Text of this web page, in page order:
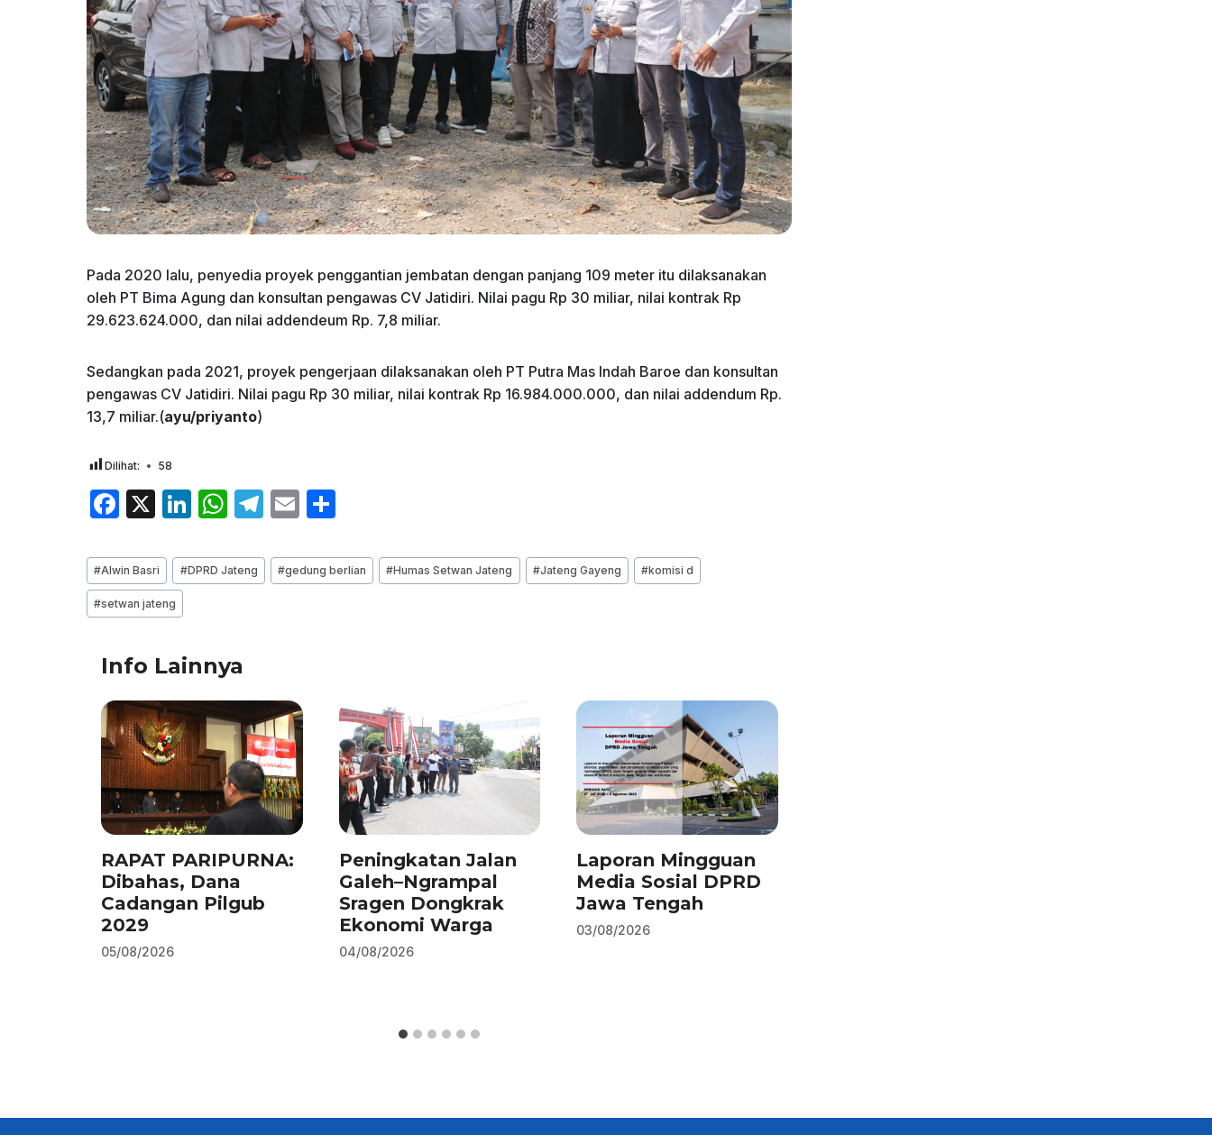
Pada 2020 lalu, penyedia proyek penggantian jembatan dengan panjang 109 meter itu dilaksanakan
oleh PT Bima Agung dan konsultan pengawas CV Jatidiri. Nilai pagu Rp 30 miliar, nilai kontrak Rp
29.623.624.000, dan nilai addendeum Rp. 7,8 miliar.
Sedangkan pada 2021, proyek pengerjaan dilaksanakan oleh PT Putra Mas Indah Baroe dan konsultan
pengawas CV Jatidiri. Nilai pagu Rp 30 miliar, nilai kontrak Rp 16.984.000.000, dan nilai addendum Rp.
13,7 miliar.(ayu/priyanto)
Dilihat: 58
F
c
e
b
o
k
X
Li
k
e
W
at
s
p
T
e
gr
E
ai
l
ar
e
Post
Tags:
#Alwin Basri #DPRD Jateng #gedung berlian #Humas Setwan Jateng #Jateng Gayeng #komisi d
#setwan jateng
Info Lainnya
RAPAT PARIPURNA:
Dibahas, Dana
Cadangan Pilgub
2029
05/08/2026
Peningkatan Jalan
Galeh–Ngrampal
Sragen Dongkrak
Ekonomi Warga
04/08/2026
Laporan Mingguan
Media Sosial DPRD
Jawa Tengah
03/08/2026